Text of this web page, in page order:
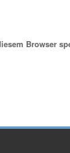
Browser